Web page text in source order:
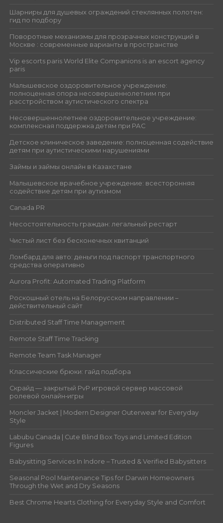
Шарниры для душевых ограждений стеклянных полотен:
гид по подбору
Поворотные механизмы для прозрачных конструкций в
Москве : современные варианты в пространстве
Vip escorts paris World Elite Companions is an escort agency
paris
Малышевское оздоровительное учреждение:
полноценная опора несовершеннолетним при
расстройством аутистического спектра
Несовершеннолетнее оздоровительное учреждение:
комплексная поддержка детям при РАС
Детское клиническое заведение: полноценная содействие
детям при аутистическими нарушениями
Займы и займы онлайн в Казахстане
Малышевское врачебное учреждение: всесторонняя
содействие детям при аутизмом
Canada PR
Несостоятельность граждан: легальный рестарт
Чистый лист без бесконечных квитанций
Ломбард для авто: деньги под паспорт транспортного
средства оперативно
Aurora Profit: Automated Trading Platform
Роскошный отель на Белорусском направлении –
действительный сайт
Distributed Staff Time Management
Remote Staff Time Tracking
Remote Team Task Manager
Классические брюки: гайд подбора
Скрайд — закрытый PvP игровой сервер массовой
ролевой онлайн‑игры
Moncler Jacket | Modern Designer Outerwear for Everyday
Style
Labubu Canada | Cute Blind Box Toys and Limited Edition
Figures
Babysitting Services In Indore – Trusted & Verified Babysitters
Seasonal Pool Maintenance Tips for Darwin Homeowners
Through the Wet and Dry Seasons
Best Chrome Hearts Clothing for Everyday Style and Comfort